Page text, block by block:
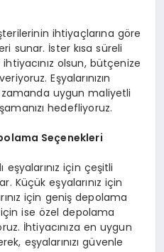
ihtiyaçlarına göre
sunar. İster kısa süreli
olsun, bütçenize
Eşyalarınızın
uygun maliyetli
hedefliyoruz.
Seçenekleri
için çeşitli
Küçük eşyalarınız için
için geniş depolama
için ise özel depolama
İhtiyacınıza en uygun
eşyalarınızı güvenle